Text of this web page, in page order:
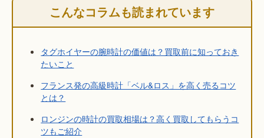
こんなコラムも読まれています
タグホイヤーの腕時計の価値は？買取前に知っておき
たいこと
フランス発の高級時計「ベル&ロス」を高く売るコツ
とは？
ロンジンの時計の買取相場は？高く買取してもらうコ
ツもご紹介